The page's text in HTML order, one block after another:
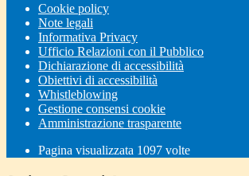
Cookie policy
Note legali
Informativa Privacy
Ufficio Relazioni con il Pubblico
Dichiarazione di accessibilità
Obiettivi di accessibilità
Whistleblowing
Gestione consensi cookie
Amministrazione trasparente
Pagina visualizzata 1097 volte